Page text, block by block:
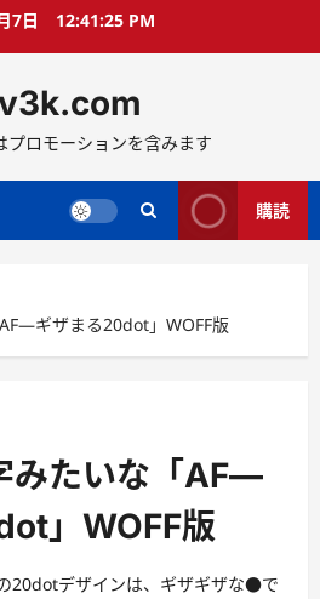
7日 12:41:26 PM
プロモーションを含みます
購読
ギザまる20dot」WOFF版
みたいな「AF―
」WOFF版
20dotデザインは、ギザギザな●で